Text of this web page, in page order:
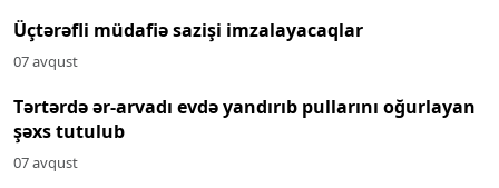
Üçtərəfli müdafiə sazişi imzalayacaqlar
07 avqust
Tərtərdə ər-arvadı evdə yandırıb pullarını oğurlayan
şəxs tutulub
07 avqust